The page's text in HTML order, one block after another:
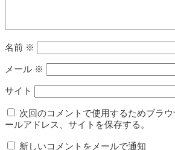
名前 ※
メール ※
サイト
次回のコメントで使用するためブラ
ールアドレス、サイトを保存する。
新しいコメントをメールで通知